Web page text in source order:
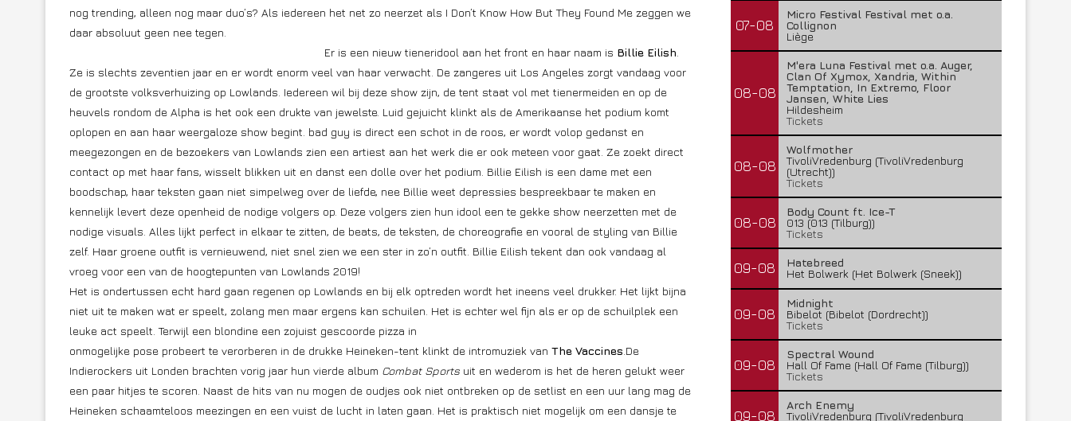
nog trending, alleen nog maar duo’s? Als iedereen het net zo neerzet als I Don’t Know How But They Found Me zeggen we
daar absoluut geen nee tegen.
Er is een nieuw tieneridool aan het front en haar naam is Billie Eilish
Ze is slechts zeventien jaar en er wordt enorm veel van haar verwacht. De zangeres uit Los Angeles zorgt vandaag voor
de grootste volksverhuizing op Lowlands. Iedereen wil bij deze show zijn, de tent staat vol met tienermeiden en op de
heuvels rondom de Alpha is het ook een drukte van jewelste. Luid gejuicht klinkt als de Amerikaanse het podium komt
oplopen en aan haar weergaloze show begint. bad guy is direct een schot in de roos, er wordt volop gedanst en
meegezongen en de bezoekers van Lowlands zien een artiest aan het werk die er ook meteen voor gaat. Ze zoekt direct
contact op met haar fans, wisselt blikken uit en danst een dolle over het podium. Billie Eilish is een dame met een
boodschap, haar teksten gaan niet simpelweg over de liefde, nee Billie weet depressies bespreekbaar te maken en
kennelijk levert deze openheid de nodige volgers op. Deze volgers zien hun idool een te gekke show neerzetten met de
nodige visuals. Alles lijkt perfect in elkaar te zitten, de beats, de teksten, de choreografie en vooral de styling van Billie
zelf. Haar groene outfit is vernieuwend, niet snel zien we een ster in zo’n outfit. Billie Eilish tekent dan ook vandaag al
vroeg voor een van de hoogtepunten van Lowlands 2019!
Het is ondertussen echt hard gaan regenen op Lowlands en bij elk optreden wordt het ineens veel drukker. Het lijkt bijna
niet uit te maken wat er speelt, zolang men maar ergens kan schuilen. Het is echter wel fijn als er op de schuilplek een
leuke act speelt. Terwijl een blondine een zojuist gescoorde pizza in
onmogelijke pose probeert te verorberen in de drukke Heineken-tent klinkt de intromuziek van The Vaccines .De
Indierockers uit Londen brachten vorig jaar hun vierde album Combat Sports uit en wederom is het de heren gelukt weer
een paar hitjes te scoren. Naast de hits van nu mogen de oudjes ook niet ontbreken op de setlist en een uur lang mag de
Heineken schaamteloos meezingen en een vuist de lucht in laten gaan. Het is praktisch niet mogelijk om een dansje te
07-08
Micro Festival Festival met o.a.
Collignon
Liège
08-08
M'era Luna Festival met o.a. Auger,
Clan Of Xymox, Xandria, Within
Temptation, In Extremo, Floor
Jansen, White Lies
Hildesheim
Tickets
08-08
Wolfmother
TivoliVredenburg (TivoliVredenburg
(Utrecht))
Tickets
08-08
Body Count ft. Ice-T
013 (013 (Tilburg))
Tickets
09-08
Hatebreed
Het Bolwerk (Het Bolwerk (Sneek))
09-08
Midnight
Bibelot (Bibelot (Dordrecht))
Tickets
09-08
Spectral Wound
Hall Of Fame (Hall Of Fame (Tilburg))
Tickets
09-08
Arch Enemy
TivoliVredenburg (TivoliVredenburg